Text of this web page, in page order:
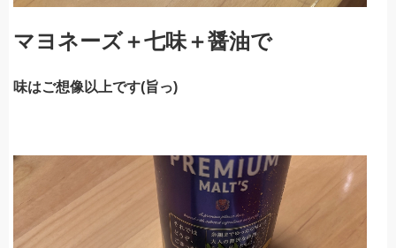
マヨネーズ＋七味＋醤油で
味はご想像以上です(旨っ)